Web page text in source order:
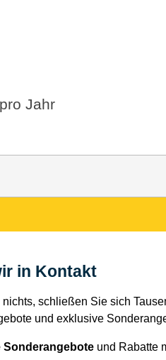
Jahr
in Kontakt
schließen Sie sich
und exklusive
Sonderangebote und Rabatte